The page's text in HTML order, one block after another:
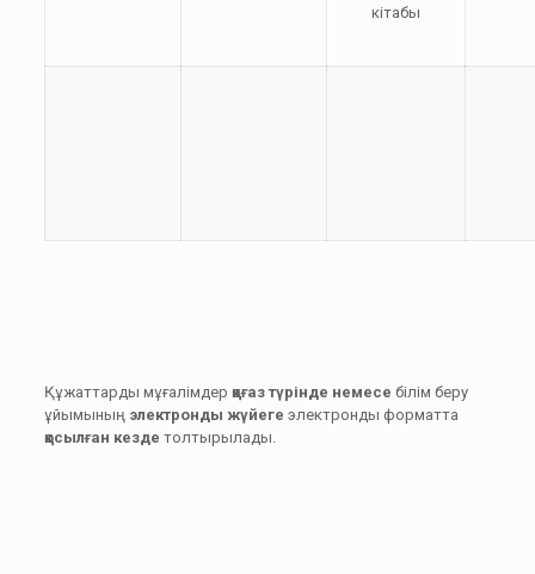
кітабы
Құжаттарды мұғалімдер қағаз түрінде немесе білім беру
ұйымыныңэлектронды жүйеге электронды форматта
қосылған кезде толтырылады.